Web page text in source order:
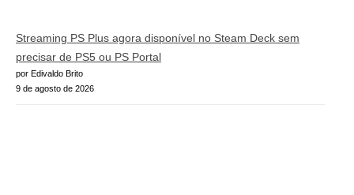
Streaming PS Plus agora disponível no Steam Deck sem
precisar de PS5 ou PS Portal
por Edivaldo Brito
9 de agosto de 2026